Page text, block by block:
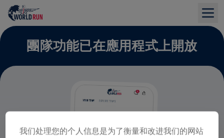
團隊功能已在應用程式上開放
我们处理您的个人信息是为了衡量和改进我们的网站